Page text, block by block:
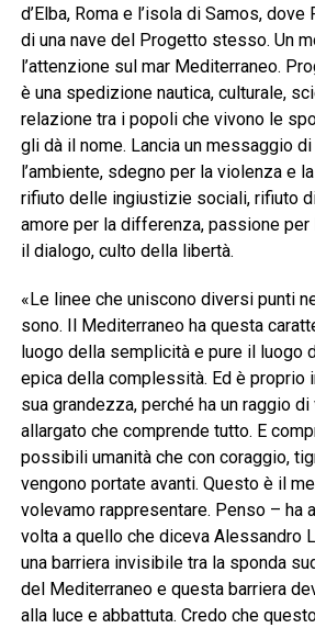
d’Elba, Roma e l’isola di Samos,
di una nave del Progetto stesso. Un
l’attenzione sul mar Mediterraneo.
è una spedizione nautica, culturale,
relazione tra i popoli che vivono le
gli dà il nome. Lancia un messaggio
l’ambiente, sdegno per la violenza e
rifiuto delle ingiustizie sociali, rifiuto
amore per la differenza, passione per
il dialogo, culto della libertà.
«Le linee che uniscono diversi punti
sono. Il Mediterraneo ha questa
luogo della semplicità e pure il luogo
epica della complessità. Ed è proprio
sua grandezza, perché ha un raggio
allargato che comprende tutto. E
possibili umanità che con coraggio,
vengono portate avanti. Questo è il
volevamo rappresentare. Penso – ha
volta a quello che diceva Alessandro
una barriera invisibile tra la sponda
del Mediterraneo e questa barriera
alla luce e abbattuta. Credo che